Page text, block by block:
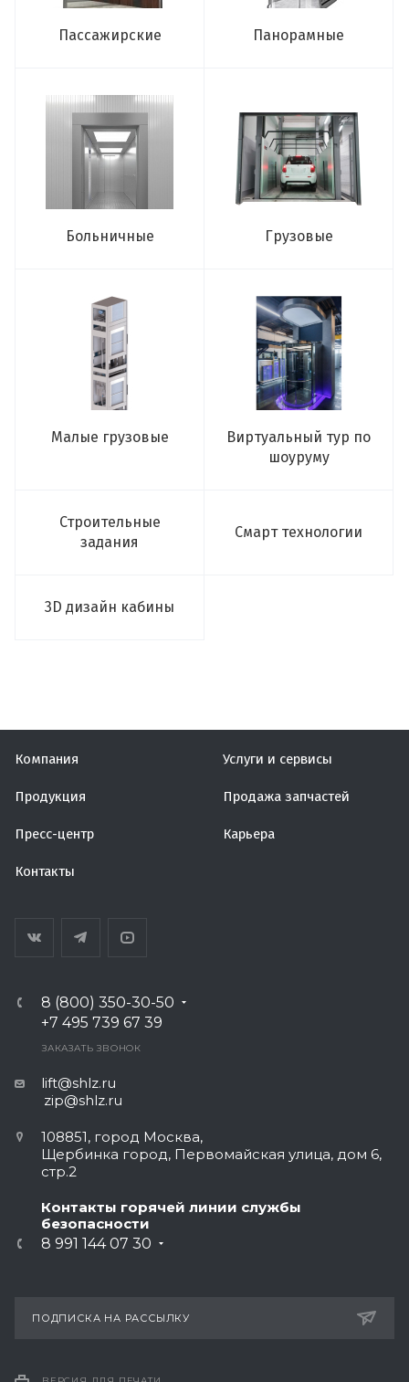
Пассажирские Панорамные
Больничные Грузовые
Малые грузовые
Виртуальный тур по
шоуруму
Строительные
задания
Смарт технологии
3D дизайн кабины
Компания Услуги и сервисы
Продукция Продажа запчастей
Пресс-центр Карьера
Контакты
8 (800) 350-30-50
+7 495 739 67 39
ЗАКАЗАТЬ ЗВОНОК
lift@shlz.ru
zip@shlz.ru
108851, город Москва,
Щербинка город, Первомайская улица, дом 6,
стр.2
Контакты горячей линии службы
безопасности
8 991 144 07 30
ПОДПИСКА НА РАССЫЛКУ